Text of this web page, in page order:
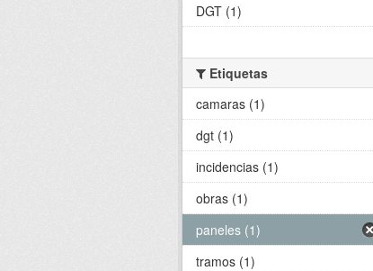
DGT (1)
Etiquetas
camaras (1)
dgt (1)
incidencias (1)
obras (1)
paneles (1)
tramos (1)